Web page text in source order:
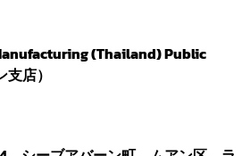
(Thailand) Public
店）